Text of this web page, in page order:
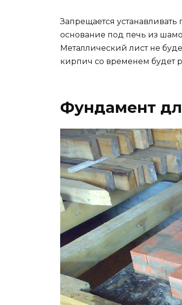
Запрещается
основание под печь из
Металлический лист не
кирпич со временем будет
Фундамент